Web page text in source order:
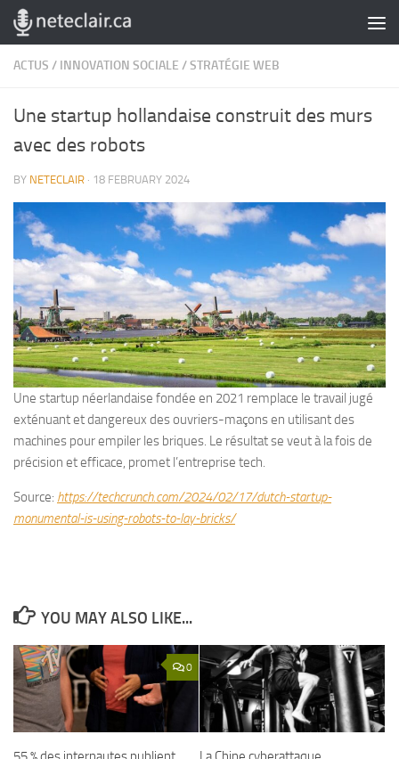
Skip to content
ACTUS / INNOVATION SOCIALE /STRATÉGIE WEB
Une startup hollandaise construit des murs
avec des robots
BY NETECLAIR · 18 FEBRUARY 2024
Une startup néerlandaise fondée en 2021 remplace le travail jugé
exténuant et dangereux des ouvriers-maçons en utilisant des
machines pour empiler les briques. Le résultat se veut à la fois de
précision et efficace, promet l’entreprise tech.
Source: https://techcrunch.com/2024/02/17/dutch-startup-
monumental-is-using-robots-to-lay-bricks/
YOU MAY ALSO LIKE...
0